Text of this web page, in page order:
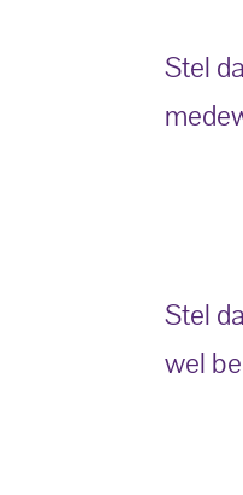
Stel
Stel
wel